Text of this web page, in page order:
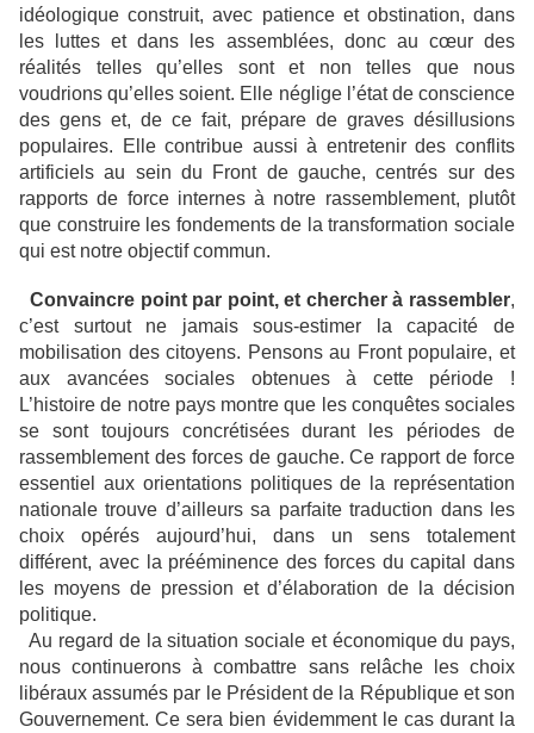
idéologique construit, avec patience et obstination, dans
les luttes et dans les assemblées, donc au cœur des
réalités telles qu’elles sont et non telles que nous
voudrions qu’elles soient. Elle néglige l’état de conscience
des gens et, de ce fait, prépare de graves désillusions
populaires. Elle contribue aussi à entretenir des conflits
artificiels au sein du Front de gauche, centrés sur des
rapports de force internes à notre rassemblement, plutôt
que construire les fondements de la transformation sociale
qui est notre objectif commun.
Convaincre point par point, et chercher à rassembler,
c’est surtout ne jamais sous-estimer la capacité de
mobilisation des citoyens. Pensons au Front populaire, et
aux avancées sociales obtenues à cette période !
L’histoire de notre pays montre que les conquêtes sociales
se sont toujours concrétisées durant les périodes de
rassemblement des forces de gauche. Ce rapport de force
essentiel aux orientations politiques de la représentation
nationale trouve d’ailleurs sa parfaite traduction dans les
choix opérés aujourd’hui, dans un sens totalement
différent, avec la prééminence des forces du capital dans
les moyens de pression et d’élaboration de la décision
politique.
Au regard de la situation sociale et économique du pays,
nous continuerons à combattre sans relâche les choix
libéraux assumés par le Président de la République et son
Gouvernement. Ce sera bien évidemment le cas durant la